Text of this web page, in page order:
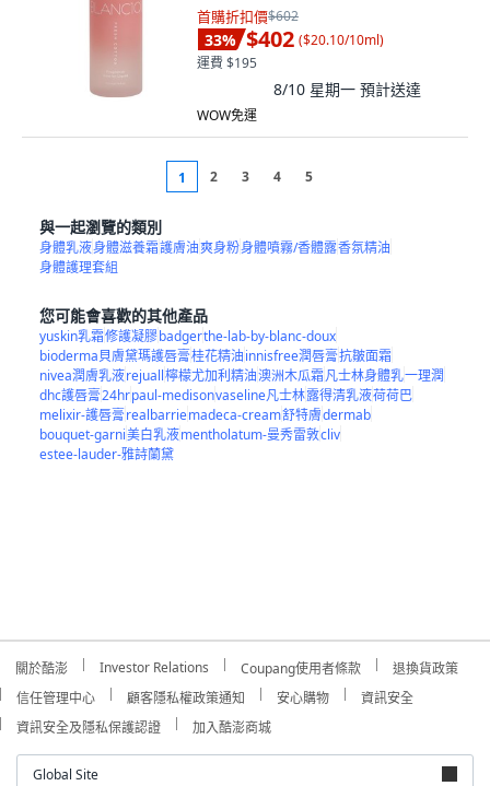
首購折扣價$602
33% $402 ($20.10/10ml)
運費 $195
8/10 星期一 預計送達
WOW免運
1 2 3 4 5
與一起瀏覽的類別
身體乳液身體滋養霜護膚油爽身粉身體噴霧/香體露香氛精油
身體護理套組
您可能會喜歡的其他產品
yuskin乳霜修護凝膠badgerthe-lab-by-blanc-doux
bioderma貝膚黛瑪護唇膏桂花精油innisfree潤唇膏抗皺面霜
nivea潤膚乳液rejuall檸檬尤加利精油澳洲木瓜霜凡士林身體乳一理潤
dhc護唇膏24hrpaul-medisonvaseline凡士林露得清乳液荷荷巴
melixir-護唇膏realbarriemadeca-cream舒特膚dermab
bouquet-garni美白乳液mentholatum-曼秀雷敦cliv
estee-lauder-雅詩蘭黛
關於酷澎 Investor Relations Coupang使用者條款
退換貨政策
信任管理中心
顧客隱私權政策通知 安心購物
資訊安全
資訊安全及隱私保護認證
加入酷澎商城
Global Site